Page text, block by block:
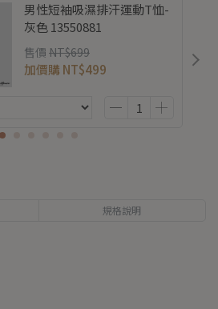
男性短袖吸濕排汗運動T恤-
灰色 13550881
售價 NT$699
加價購 NT$499
規格說明